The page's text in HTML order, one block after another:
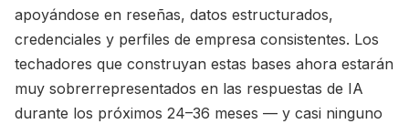
apoyándose en reseñas, datos estructurados,
credenciales y perfiles de empresa consistentes. Los
techadores que construyan estas bases ahora estarán
muy sobrerrepresentados en las respuestas de IA
durante los próximos 24–36 meses — y casi ninguno